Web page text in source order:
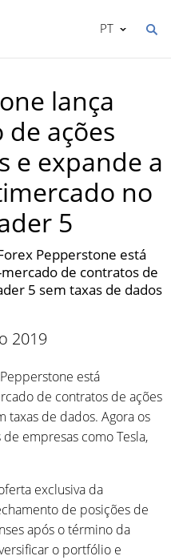
PT
lança
de ações
e expande a
no
5
Pepperstone está
de contratos de
5 sem taxas de dados
2019
está
de contratos de ações
taxas de dados. Agora os
empresas como Tesla,
exclusiva da
de posições de
após o término da
o portfólio e